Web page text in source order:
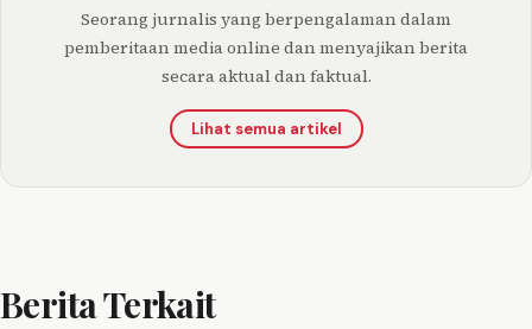
Seorang jurnalis yang berpengalaman dalam
pemberitaan media online dan menyajikan berita
secara aktual dan faktual.
Lihat semua artikel
Berita Terkait